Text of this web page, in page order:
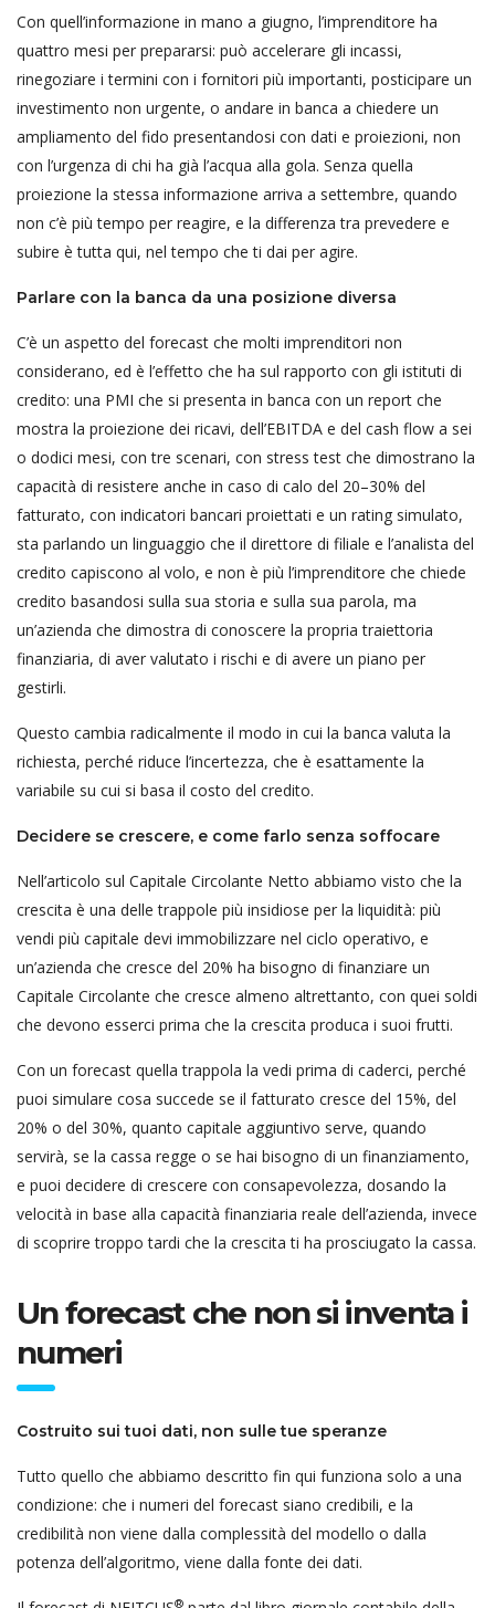
Con quell’informazione in mano a giugno, l’imprenditore ha
quattro mesi per prepararsi: può accelerare gli incassi,
rinegoziare i termini con i fornitori più importanti, posticipare un
investimento non urgente, o andare in banca a chiedere un
ampliamento del fido presentandosi con dati e proiezioni, non
con l’urgenza di chi ha già l’acqua alla gola. Senza quella
proiezione la stessa informazione arriva a settembre, quando
non c’è più tempo per reagire, e la differenza tra prevedere e
subire è tutta qui, nel tempo che ti dai per agire.
Parlare con la banca da una posizione diversa
C’è un aspetto del forecast che molti imprenditori non
considerano, ed è l’effetto che ha sul rapporto con gli istituti di
credito: una PMI che si presenta in banca con un report che
mostra la proiezione dei ricavi, dell’EBITDA e del cash flow a sei
o dodici mesi, con tre scenari, con stress test che dimostrano la
capacità di resistere anche in caso di calo del 20–30% del
fatturato, con indicatori bancari proiettati e un rating simulato,
sta parlando un linguaggio che il direttore di filiale e l’analista del
credito capiscono al volo, e non è più l’imprenditore che chiede
credito basandosi sulla sua storia e sulla sua parola, ma
un’azienda che dimostra di conoscere la propria traiettoria
finanziaria, di aver valutato i rischi e di avere un piano per
gestirli.
Questo cambia radicalmente il modo in cui la banca valuta la
richiesta, perché riduce l’incertezza, che è esattamente la
variabile su cui si basa il costo del credito.
Decidere se crescere, e come farlo senza soffocare
Nell’articolo sul Capitale Circolante Netto abbiamo visto che la
crescita è una delle trappole più insidiose per la liquidità: più
vendi più capitale devi immobilizzare nel ciclo operativo, e
un’azienda che cresce del 20% ha bisogno di finanziare un
Capitale Circolante che cresce almeno altrettanto, con quei soldi
che devono esserci prima che la crescita produca i suoi frutti.
Con un forecast quella trappola la vedi prima di caderci, perché
puoi simulare cosa succede se il fatturato cresce del 15%, del
20% o del 30%, quanto capitale aggiuntivo serve, quando
servirà, se la cassa regge o se hai bisogno di un finanziamento,
e puoi decidere di crescere con consapevolezza, dosando la
velocità in base alla capacità finanziaria reale dell’azienda, invece
di scoprire troppo tardi che la crescita ti ha prosciugato la cassa.
Un forecast che non si inventa i
numeri
Costruito sui tuoi dati, non sulle tue speranze
Tutto quello che abbiamo descritto fin qui funziona solo a una
condizione: che i numeri del forecast siano credibili, e la
credibilità non viene dalla complessità del modello o dalla
potenza dell’algoritmo, viene dalla fonte dei dati.
®